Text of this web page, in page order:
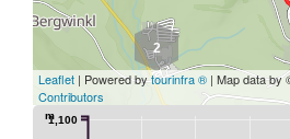
2
Leaflet | Powered bytourinfra ® | Map data by
Contributors
1,100
m